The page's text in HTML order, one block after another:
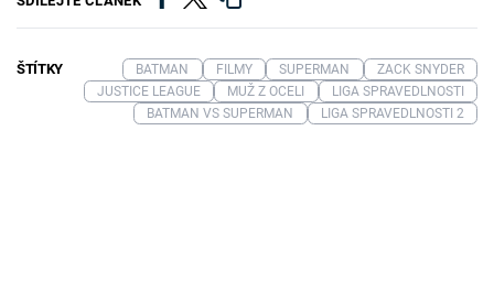
ŠTÍTKY BATMAN FILMY SUPERMAN
ZACK SNYDER
JUSTICE LEAGUE
MUŽ Z OCELI
LIGA SPRAVEDLNOSTI
BATMAN VS SUPERMAN
LIGA SPRAVEDLNOSTI 2